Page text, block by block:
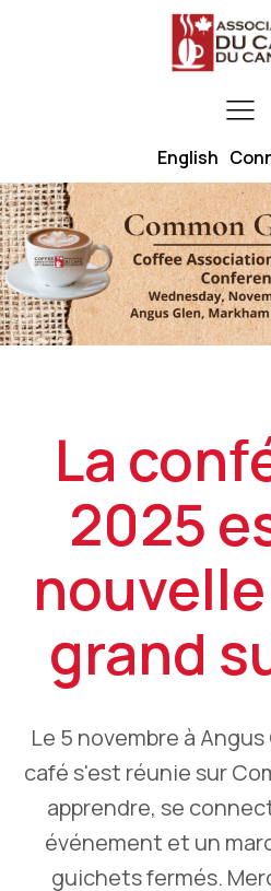
English
La
2025
grand
Le 5 novembre à
café s'est réunie sur
apprendre, se
événement et un
guichets fermés.